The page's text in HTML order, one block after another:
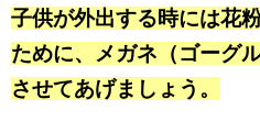
子供が外出する時には花
ために、メガネ（ゴーグ
させてあげましょう。